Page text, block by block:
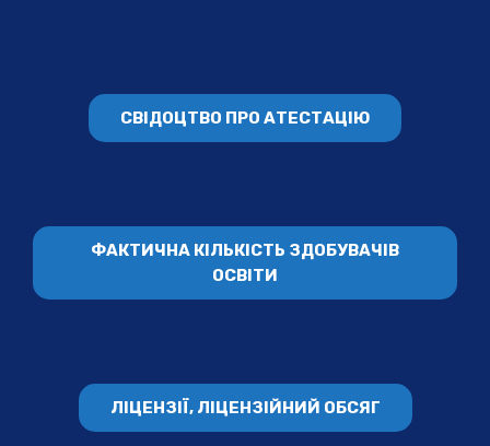
СВІДОЦТВО ПРО АТЕСТАЦІЮ
ФАКТИЧНА КІЛЬКІСТЬ ЗДОБУВАЧІВ
ОСВІТИ
ЛІЦЕНЗІЇ, ЛІЦЕНЗІЙНИЙ ОБСЯГ